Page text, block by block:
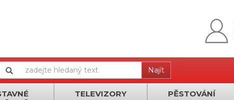
Najít
TELEVIZORY
PĚSTOVÁNÍ